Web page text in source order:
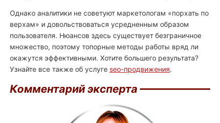
Однако аналитики не советуют маркетологам «порхать по
верхам» и довольствоваться усредненным образом
пользователя. Нюансов здесь существует безграничное
множество, поэтому топорные методы работы вряд ли
окажутся эффективными. Хотите большего результата?
Узнайте все также об услуге seo-продвижения.
Комментарий эксперта